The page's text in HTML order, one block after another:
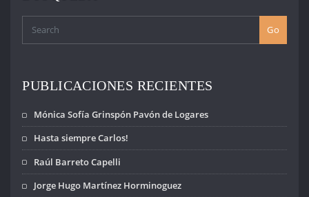
Go
PUBLICACIONES RECIENTES
Mónica Sofía Grinspón Pavón de Logares
Hasta siempre Carlos!
Raúl Barreto Capelli
Jorge Hugo Martínez Horminoguez